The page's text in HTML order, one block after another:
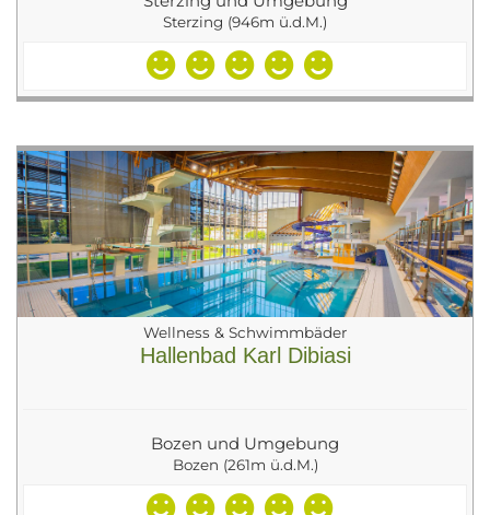
Sterzing (946m ü.d.M.)
Wellness & Schwimmbäder
Hallenbad Karl Dibiasi
Bozen und Umgebung
Bozen (261m ü.d.M.)